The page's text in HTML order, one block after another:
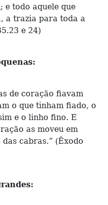
e todo aquele que
a trazia para toda a
e 24)
de coração fiavam
o que tinham fiado, o
e o linho fino. E
as moveu em
cabras.” (Êxodo